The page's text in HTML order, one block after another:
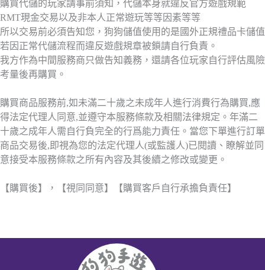
購買代儲的玩家請事前須知，代儲本身就違反官方遊戲規範
RMT現金交易以及非本人正常遊玩等等因素等等
所以交易前必須告知您，狗狗儲值使用的是國外正規禮品卡儲值
若因正常代儲流程而違反遊戲規章被鎖請自行負責。
我方作為中間服務商只做告知義務，還請各位玩家自行評估風險
考量後再購買。
購買商品服務前,如未滿二十歲之未成年人進行消費行為購買,應
得法定代理人同意,並遵守本服務條款及相關法律規定。年滿二
十歲之成年人需自行負完全的行爲能力責任。當您下單進行訂單
商品交易後,即視為您的法定代理人(或監護人)已閱讀、瞭解並同
意接受本服務條款之所有內容及其後續之修改或變更。
【購買後】，【視同同意】【購買客戶自行承擔負責任】